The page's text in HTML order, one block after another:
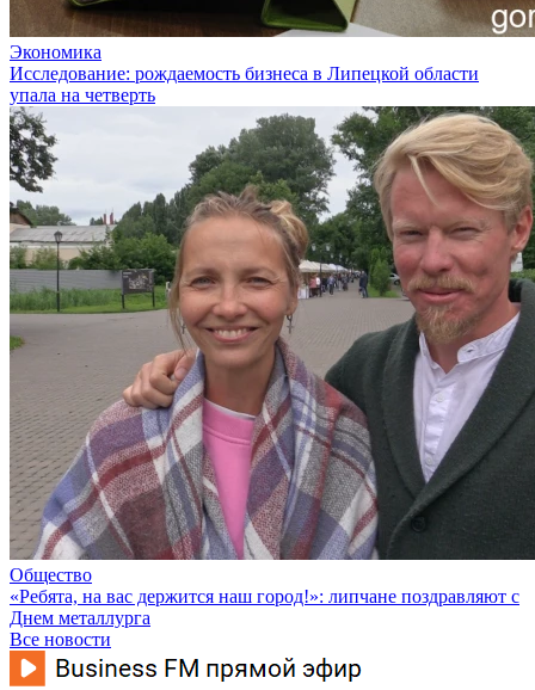
Экономика
Исследование: рождаемость бизнеса в Липецкой области
упала на четверть
Общество
«Ребята, на вас держится наш город!»: липчане поздравляют с
Днем металлурга
Все новости